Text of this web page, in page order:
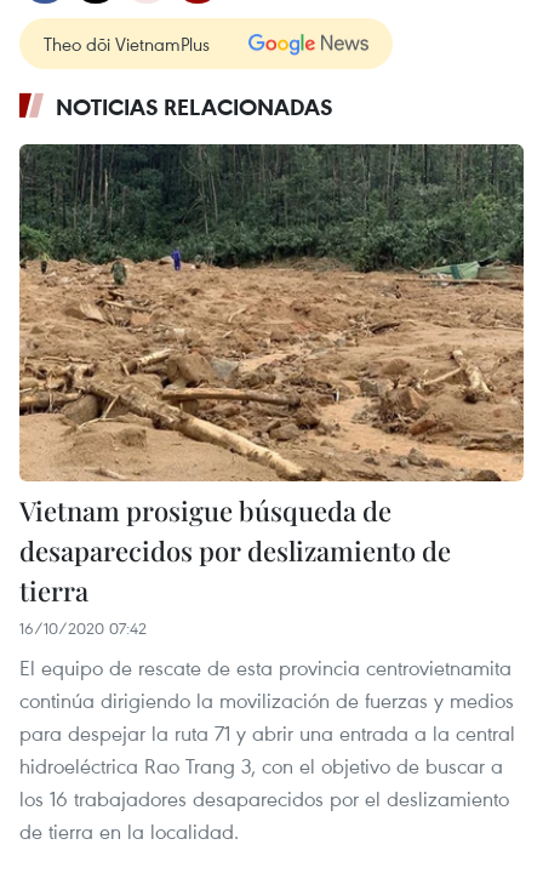
Theo dõi VietnamPlus
NOTICIAS RELACIONADAS
Vietnam prosigue búsqueda de
desaparecidos por deslizamiento de
tierra
16/10/2020 07:42
El equipo de rescate de esta provincia centrovietnamita
continúa dirigiendo la movilización de fuerzas y medios
para despejar la ruta 71 y abrir una entrada a la central
hidroeléctrica Rao Trang 3, con el objetivo de buscar a
los 16 trabajadores desaparecidos por el deslizamiento
de tierra en la localidad.